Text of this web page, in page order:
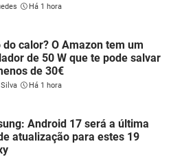
Há 1 hora
do calor? O Amazon tem um
de 50 W que te pode salvar
de 30€
Há 1 hora
Android 17 será a última
atualização para estes 19